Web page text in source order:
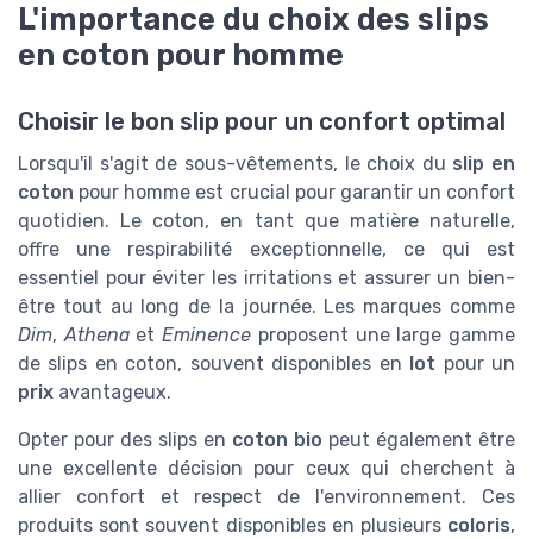
L'importance du choix des slips
en coton pour homme
Choisir le bon slip pour un confort optimal
Lorsqu'il s'agit de sous-vêtements, le choix du slip en
coton pour homme est crucial pour garantir un confort
quotidien. Le coton, en tant que matière naturelle,
offre une respirabilité exceptionnelle, ce qui est
essentiel pour éviter les irritations et assurer un bien-
être tout au long de la journée. Les marques comme
Dim,AthenaetEminence proposent une large gamme
de slips en coton, souvent disponibles en lot pour un
prix avantageux.
Opter pour des slips en coton bio peut également être
une excellente décision pour ceux qui cherchent à
allier confort et respect de l'environnement. Ces
produits sont souvent disponibles en plusieurs coloris,